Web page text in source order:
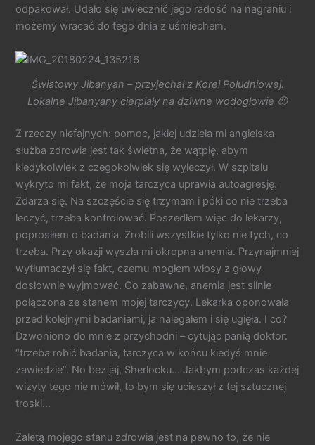
odpakował. Udało się uwiecznić jego radość na nagraniu i
możemy wracać do tego dnia z uśmiechem.
Światowy Jibanyan – przyjechał z Korei Południowej.
Lokalne Jibanyany cierpiały na dziwne wodogłowie 😉
Z rzeczy niefajnych: pomoc, jakiej udziela mi angielska
służba zdrowia jest tak świetna, że wątpię, abym
kiedykolwiek z czegokolwiek się wyleczył. W szpitalu
wykryto mi fakt, że moja tarczyca uprawia autoagresję.
Zdarza się. Na szczęście się trzymam i póki co nie trzeba
leczyć, trzeba kontrolować. Poszedłem więc do lekarzy,
poprosiłem o badania. Zrobili wszystkie tylko nie tych, co
trzeba. Przy okazji wyszła mi okropna anemia. Przynajmniej
wytłumaczył się fakt, czemu mogłem włosy z głowy
dosłownie wyjmować. Co zabawne, anemia jest silnie
połączona ze stanem mojej tarczycy. Lekarka oponowała
przed kolejnymi badaniami, ja nalegałem i się ugięła. I co?
Dzwoniono do mnie z przychodni – cytując panią doktor:
“trzeba robić badania, tarczyca w końcu kiedyś mnie
zawiedzie”. No bez jaj, Sherlocku… Jakbym podczas każdej
wizyty tego nie mówił, to bym się ucieszył z tej sztucznej
troski…
Zaletą mojego stanu zdrowia jest na pewno to, że nie